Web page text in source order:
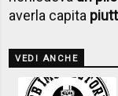
averla capita
VEDI ANCHE